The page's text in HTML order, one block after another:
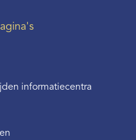
informatiecentra